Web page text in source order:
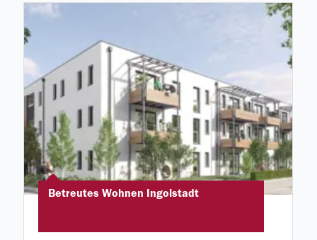
Betreutes Wohnen Ingolstadt